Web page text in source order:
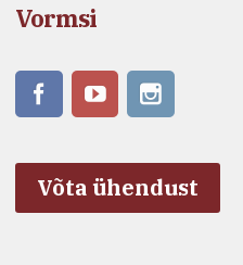
Vormsi
Võta ühendust